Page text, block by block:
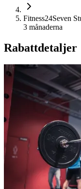
Fitness24Seven
3 månaderna
Rabattdetaljer